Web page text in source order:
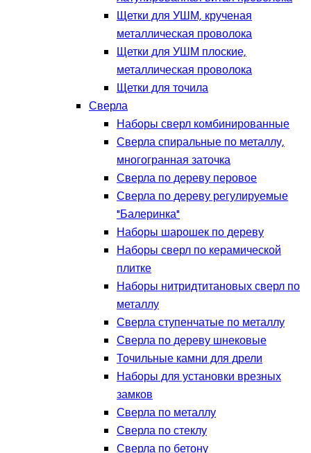
Щетки для УШМ, крученая
металлическая проволока
Щетки для УШМ плоские,
металлическая проволока
Щетки для точила
Сверла
Наборы сверл комбинированные
Сверла спиральные по металлу,
многогранная заточка
Сверла по дереву перовое
Сверла по дереву регулируемые
"Балеринка"
Наборы шарошек по дереву
Наборы сверл по керамической
плитке
Наборы нитридтитановых сверл по
металлу
Сверла ступенчатые по металлу
Сверла по дереву шнековые
Точильные камни для дрели
Наборы для установки врезных
замков
Сверла по металлу
Сверла по стеклу